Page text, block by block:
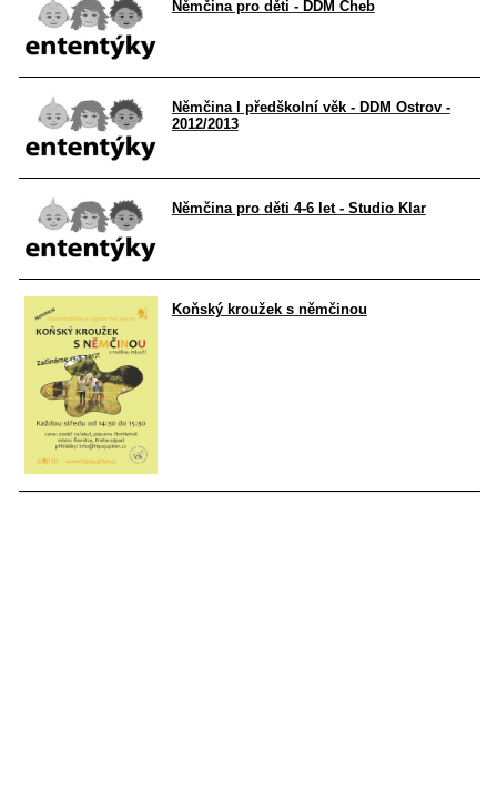
Němčina pro děti - DDM Cheb
Němčina I předškolní věk - DDM Ostrov -
2012/2013
Němčina pro děti 4-6 let - Studio Klar
Koňský kroužek s němčinou